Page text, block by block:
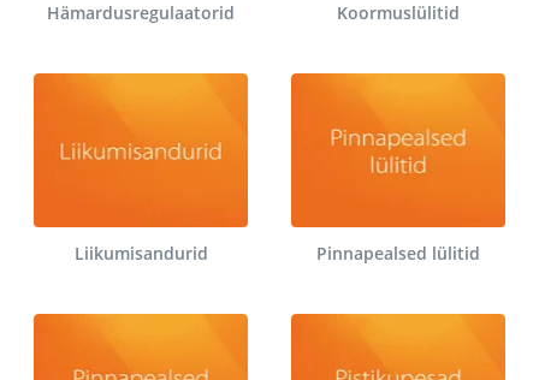
Hämardusregulaatorid Koormuslülitid
Liikumisandurid Pinnapealsed lülitid